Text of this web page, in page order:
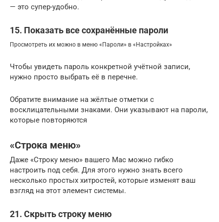
— это супер-удобно.
15. Показать все сохранённые пароли
Просмотреть их можно в меню «Пароли» в «Настройках»
Чтобы увидеть пароль конкретной учётной записи,
нужно просто выбрать её в перечне.
Обратите внимание на жёлтые отметки с
восклицательными знаками. Они указывают на пароли,
которые повторяются
«Строка меню»
Даже «Строку меню» вашего Mac можно гибко
настроить под себя. Для этого нужно знать всего
несколько простых хитростей, которые изменят ваш
взгляд на этот элемент системы.
21. Скрыть строку меню